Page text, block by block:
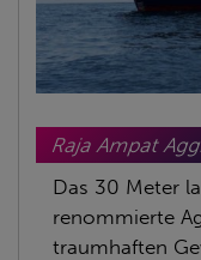
Raja Ampat
Das 30 Meter
renommierte
traumhaften